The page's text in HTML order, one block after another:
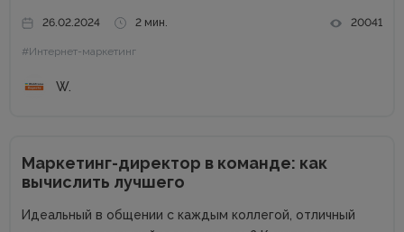
успехам. Добротный комплект «железа» — даже не
обсуждается. Без продвинутого процессора, топовой
26.02.2024 2 мин. 20041
#Интернет-маркетинг
W.
Маркетинг-директор в команде: как
вычислить лучшего
Идеальный в общении с каждым коллегой, отличный